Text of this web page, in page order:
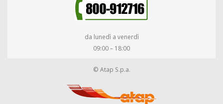
da lunedì a venerdì
09:00 – 18:00
© Atap S.p.a.